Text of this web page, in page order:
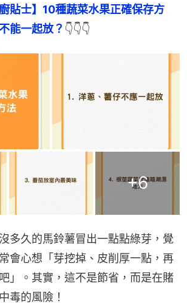
廚貼士】10種蔬菜水果正確保存方
能一起放？ 👇👇👇
+6
多久的馬鈴薯冒出一點點綠芽，覺
會心想「芽挖掉、皮削厚一點，再
」。其實，這不是節省，而是在賭
毒的風險！